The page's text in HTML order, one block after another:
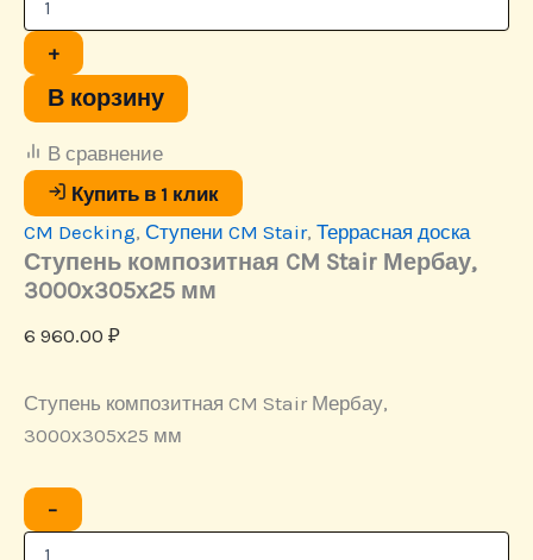
CM
Stair
Мербау,
3000х305х25
+
В корзину
В сравнение
Купить в 1 клик
CM Decking, Ступени CM Stair, Террасная доска
Ступень композитная CM Stair Мербау,
3000х305х25 мм
6 960.00 ₽
Ступень композитная CM Stair Мербау,
3000х305х25 мм
−
Количество
товара